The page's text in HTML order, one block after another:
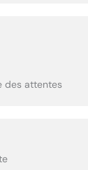
des attentes